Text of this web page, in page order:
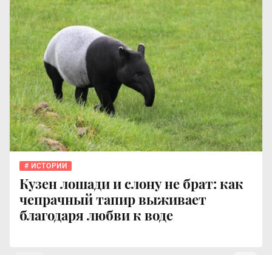
ИСТОРИИ
Кузен лошади и слону не брат: как
чепрачный тапир выживает
благодаря любви к воде